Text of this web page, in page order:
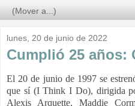
lunes, 20 de junio de 2022
Cumplió 25 años:
El 20 de junio de 1997 se
que sí (I Think I Do), dirigida
Alexis Arquette, Maddie